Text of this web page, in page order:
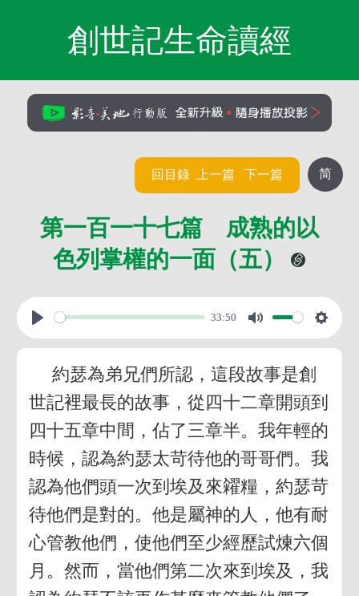
創世記生命讀經
简
回目錄 上一篇 下一篇
第一百一十七篇 成熟的以
色列掌權的一面（五）
33:50
約瑟為弟兄們所認，這段故事是創
世記裡最長的故事，從四十二章開頭到
四十五章中間，佔了三章半。我年輕的
時候，認為約瑟太苛待他的哥哥們。我
認為他們頭一次到埃及來糴糧，約瑟苛
待他們是對的。他是屬神的人，他有耐
心管教他們，使他們至少經歷試煉六個
月。然而，當他們第二次來到埃及，我